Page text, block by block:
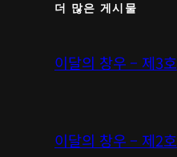
더 많은 게시물
이달의 창우 – 제3호
이달의 창우 – 제2호